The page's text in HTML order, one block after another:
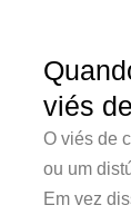
viés
O viés de
ou um
Em vez